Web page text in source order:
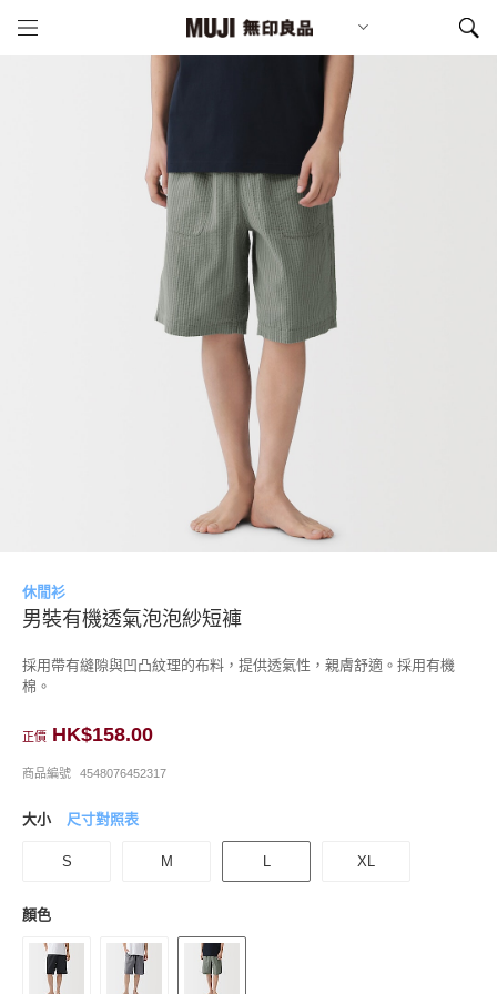
休閒衫
男裝有機透氣泡泡紗短褲
採用帶有縫隙與凹凸紋理的布料，提供透氣性，親膚舒適。採用有機
棉。
正價 HK$158.00
商品編號 4548076452317
大小 尺寸對照表
S M L XL
顏色